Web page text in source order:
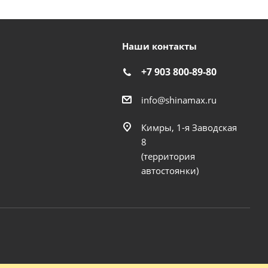
Наши контакты
+7 903 800-89-80
info@shinamax.ru
Кимры, 1-я Заводская
8
(территория
автостоянки)